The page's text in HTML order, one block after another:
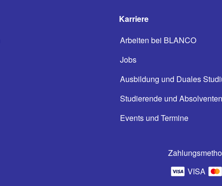
Karriere
Arbeiten bei BLANCO
Jobs
Ausbildung und Duales
Studierende und Absolventen
Events und Termine
VISA